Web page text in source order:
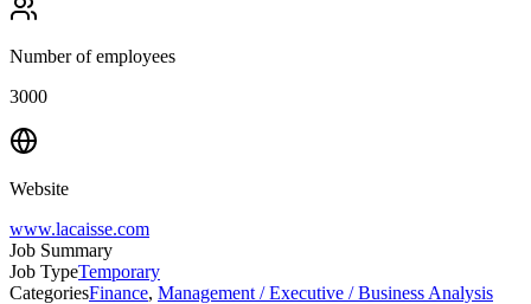
Number of employees
3000
Website
www.lacaisse.com
Job Summary
Job TypeTemporary
CategoriesFinance, Management / Executive / Business Analysis